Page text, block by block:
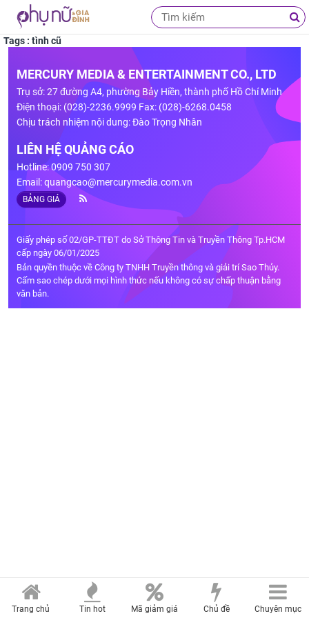
Tags : tình cũ
MERCURY MEDIA & ENTERTAINMENT CO., LTD
Trụ sở: 27 đường A4, phường Bảy Hiền, thành phố Hồ Chí Minh
Điện thoại: (028)-2236.9999 Fax: (028)-6268.0458
Chịu trách nhiệm nội dung: Đào Trọng Nhân
LIÊN HỆ QUẢNG CÁO
Hotline: 0909 750 307
Email:quangcao@mercurymedia.com.vn
BẢNG GIÁ
Giấy phép số 02/GP-TTĐT do Sở Thông Tin và Truyền Thông Tp.HCM
cấp ngày 06/01/2025
Bản quyền thuộc về Công ty TNHH Truyền thông và giải trí Sao Thủy.
Cấm sao chép dưới mọi hình thức nếu không có sự chấp thuận bằng
văn bản.
Trang chủ Tin hot Mã giảm giá Chủ đề Chuyên mục